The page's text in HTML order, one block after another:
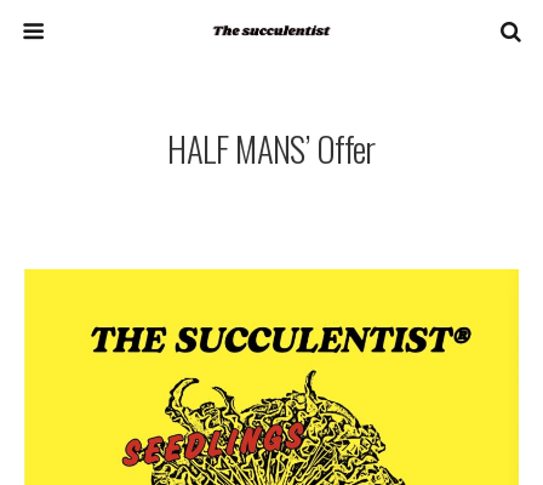
HALF MANS’ Offer